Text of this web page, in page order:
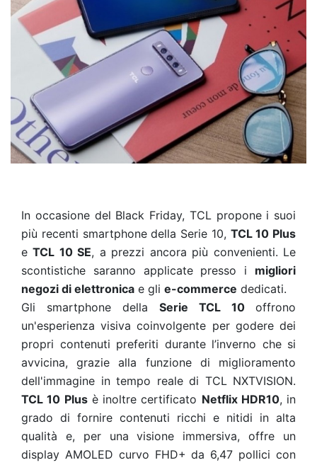
In occasione del Black Friday, TCL propone i suoi
più recenti smartphone della Serie 10, TCL 10 Plus
eTCL 10 SE, a prezzi ancora più convenienti. Le
scontistiche saranno applicate presso i migliori
negozi di elettronica e gli e-commerce dedicati.
Gli smartphone della Serie TCL 10 offrono
un'esperienza visiva coinvolgente per godere dei
propri contenuti preferiti durante l’inverno che si
avvicina, grazie alla funzione di miglioramento
dell'immagine in tempo reale di TCL NXTVISION.
TCL 10 Plusè inoltre certificato Netflix HDR10, in
grado di fornire contenuti ricchi e nitidi in alta
qualità e, per una visione immersiva, offre un
display AMOLED curvo FHD+ da 6,47 pollici con